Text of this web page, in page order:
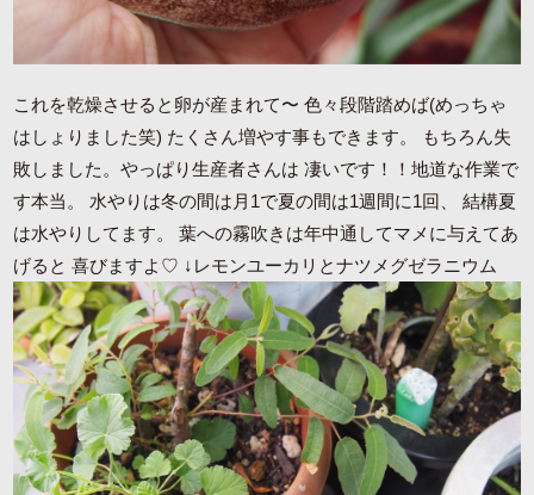
これを乾燥させると卵が産まれて〜 色々段階踏めば(めっちゃ
はしょりました笑) たくさん増やす事もできます。 もちろん失
敗しました。やっぱり生産者さんは 凄いです！！地道な作業で
す本当。 水やりは冬の間は月1で夏の間は1週間に1回、 結構夏
は水やりしてます。 葉への霧吹きは年中通してマメに与えてあ
げると 喜びますよ♡ ↓レモンユーカリとナツメグゼラニウム